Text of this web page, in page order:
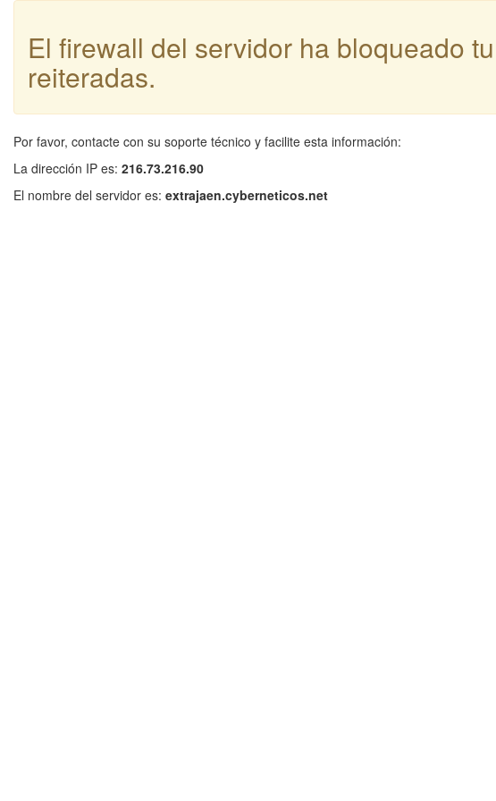
El firewall del servidor ha bloqueado
reiteradas.
Por favor, contacte con su soporte técnico y facilite esta información:
La dirección IP es: 216.73.216.90
El nombre del servidor es: extrajaen.cyberneticos.net